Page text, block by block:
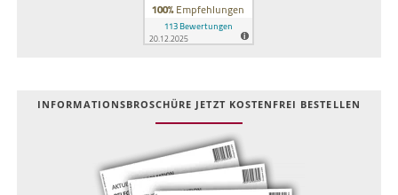
INFOR­MATIONS­BROSCHÜRE JETZT KOSTEN­FREI BESTELLEN